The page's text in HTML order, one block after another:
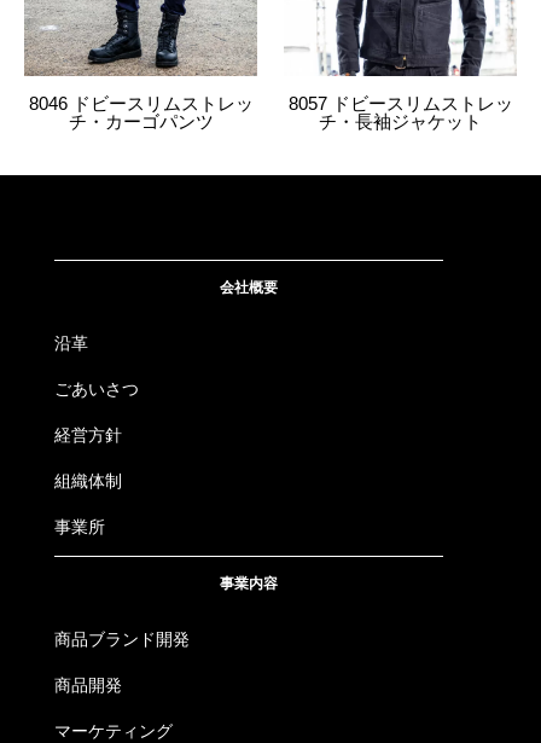
4534514076016 8051 818.アッシュ・グレー LL
4534514076054 8051 819.ネイビー・ブラック
4534514076078
4534514076085
8046 ドビースリムストレッ
チ・カーゴパンツ
8057 ドビースリムストレッ
チ・長袖ジャケット
会社概要
沿革
ごあいさつ
経営方針
組織体制
事業所
事業内容
商品ブランド開発
商品開発
マーケティング